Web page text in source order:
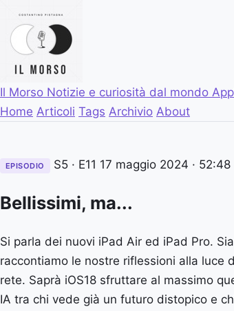
Il Morso Notizie e curiosità dal mondo
Home Articoli Tags Archivio About
EPISODIO S5 · E11 17 maggio 2024 · 52:48
Bellissimi, ma...
Si parla dei nuovi iPad Air ed iPad Pro.
raccontiamo le nostre riflessioni alla luce
rete. Saprà iOS18 sfruttare al massimo
IA tra chi vede già un futuro distopico e